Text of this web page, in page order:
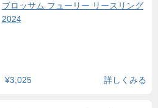
ブロッサム フューリー リースリング
2024
¥3,025 詳しくみる